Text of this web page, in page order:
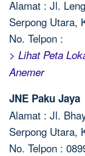
Alamat : Jl.
Serpong Utara,
No. Telpon :
> Lihat Peta
Anemer
JNE Paku Jaya
Alamat : Jl.
Serpong Utara,
No. Telpon :